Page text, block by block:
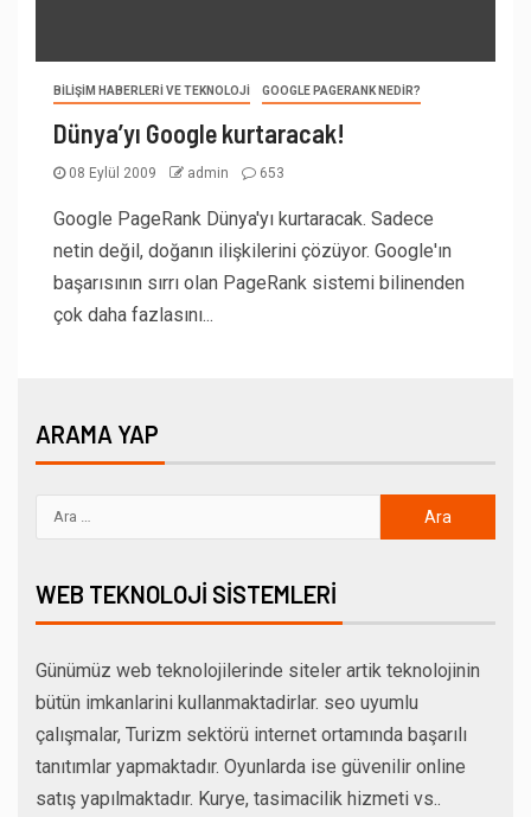
BILIŞIM HABERLERI VE TEKNOLOJI GOOGLE PAGERANK NEDIR?
Dünya’yı Google kurtaracak!
08 Eylül 2009 admin 653
Google PageRank Dünya'yı kurtaracak. Sadece
netin değil, doğanın ilişkilerini çözüyor. Google'ın
başarısının sırrı olan PageRank sistemi bilinenden
çok daha fazlasını...
ARAMA YAP
WEB TEKNOLOJI SISTEMLERI
Günümüz web teknolojilerinde siteler artik teknolojinin
bütün imkanlarini kullanmaktadirlar. seo uyumlu
çalışmalar, Turizm sektörü internet ortamında başarılı
tanıtımlar yapmaktadır. Oyunlarda ise güvenilir online
satış yapılmaktadır. Kurye, tasimacilik hizmeti vs..